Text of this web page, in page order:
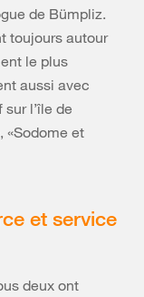
de Bümpliz.
toujours autour
le plus
aussi avec
l’île de
«Sodome et
et service
deux ont